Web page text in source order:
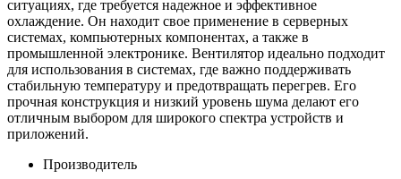
ситуациях, где требуется надежное и эффективное
охлаждение. Он находит свое применение в серверных
системах, компьютерных компонентах, а также в
промышленной электронике. Вентилятор идеально подходит
для использования в системах, где важно поддерживать
стабильную температуру и предотвращать перегрев. Его
прочная конструкция и низкий уровень шума делают его
отличным выбором для широкого спектра устройств и
приложений.
Производитель